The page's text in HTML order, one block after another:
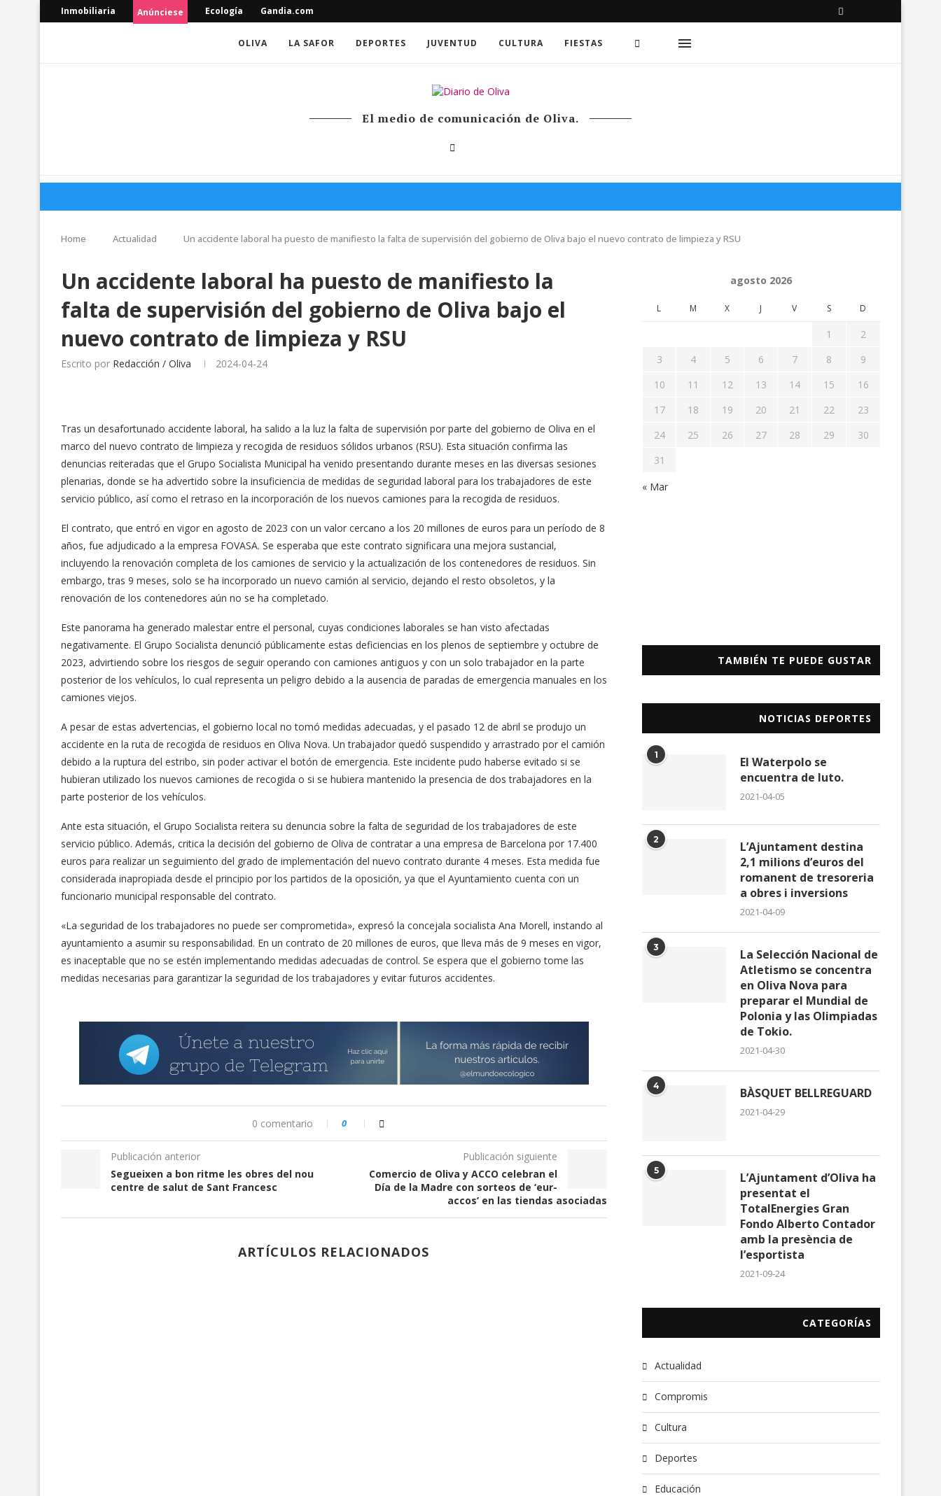
Inmobiliaria Anúnciese Ecología Gandia.com
OLIVA LA SAFOR DEPORTES JUVENTUD CULTURA FIESTAS
El medio de comunicación de Oliva.
Home Actualidad Un accidente laboral ha puesto de manifiesto la falta de supervisión del gobierno de Oliva bajo el nuevo contrato de limpieza y RSU
Un accidente laboral ha puesto de manifiesto la
falta de supervisión del gobierno de Oliva bajo el
nuevo contrato de limpieza y RSU
Escrito por Redacción / Oliva 2024-04-24
Tras un desafortunado accidente laboral, ha salido a la luz la falta de supervisión por parte del gobierno de Oliva en el
marco del nuevo contrato de limpieza y recogida de residuos sólidos urbanos (RSU). Esta situación confirma las
denuncias reiteradas que el Grupo Socialista Municipal ha venido presentando durante meses en las diversas sesiones
plenarias, donde se ha advertido sobre la insuficiencia de medidas de seguridad laboral para los trabajadores de este
servicio público, así como el retraso en la incorporación de los nuevos camiones para la recogida de residuos.
El contrato, que entró en vigor en agosto de 2023 con un valor cercano a los 20 millones de euros para un período de 8
años, fue adjudicado a la empresa FOVASA. Se esperaba que este contrato significara una mejora sustancial,
incluyendo la renovación completa de los camiones de servicio y la actualización de los contenedores de residuos. Sin
embargo, tras 9 meses, solo se ha incorporado un nuevo camión al servicio, dejando el resto obsoletos, y la
renovación de los contenedores aún no se ha completado.
Este panorama ha generado malestar entre el personal, cuyas condiciones laborales se han visto afectadas
negativamente. El Grupo Socialista denunció públicamente estas deficiencias en los plenos de septiembre y octubre de
2023, advirtiendo sobre los riesgos de seguir operando con camiones antiguos y con un solo trabajador en la parte
posterior de los vehículos, lo cual representa un peligro debido a la ausencia de paradas de emergencia manuales en los
camiones viejos.
A pesar de estas advertencias, el gobierno local no tomó medidas adecuadas, y el pasado 12 de abril se produjo un
accidente en la ruta de recogida de residuos en Oliva Nova. Un trabajador quedó suspendido y arrastrado por el camión
debido a la ruptura del estribo, sin poder activar el botón de emergencia. Este incidente pudo haberse evitado si se
hubieran utilizado los nuevos camiones de recogida o si se hubiera mantenido la presencia de dos trabajadores en la
parte posterior de los vehículos.
Ante esta situación, el Grupo Socialista reitera su denuncia sobre la falta de seguridad de los trabajadores de este
servicio público. Además, critica la decisión del gobierno de Oliva de contratar a una empresa de Barcelona por 17.400
euros para realizar un seguimiento del grado de implementación del nuevo contrato durante 4 meses. Esta medida fue
considerada inapropiada desde el principio por los partidos de la oposición, ya que el Ayuntamiento cuenta con un
funcionario municipal responsable del contrato.
«La seguridad de los trabajadores no puede ser comprometida», expresó la concejala socialista Ana Morell, instando al
ayuntamiento a asumir su responsabilidad. En un contrato de 20 millones de euros, que lleva más de 9 meses en vigor,
es inaceptable que no se estén implementando medidas adecuadas de control. Se espera que el gobierno tome las
medidas necesarias para garantizar la seguridad de los trabajadores y evitar futuros accidentes.
0 comentario 0
Publicación anterior
Segueixen a bon ritme les obres del nou
centre de salut de Sant Francesc
Publicación siguiente
Comercio de Oliva y ACCO celebran el
Día de la Madre con sorteos de ‘eur-
accos’ en las tiendas asociadas
ARTÍCULOS RELACIONADOS
agosto 2026
L M X J V S D
1
2
3
4 5 6 7 8
9
10
11 12 13 14 15
16
17
18 19 20 21 22
23
24
25 26 27 28 29
30
31
« Mar
TAMBIÉN TE PUEDE GUSTAR
NOTICIAS DEPORTES
1
El Waterpolo se
encuentra de luto.
2021-04-05
2
L’Ajuntament destina
2,1 milions d’euros del
romanent de tresoreria
a obres i inversions
2021-04-09
3
La Selección Nacional de
Atletismo se concentra
en Oliva Nova para
preparar el Mundial de
Polonia y las Olimpiadas
de Tokio.
2021-04-30
4 BÀSQUET BELLREGUARD
2021-04-29
5
L’Ajuntament d’Oliva ha
presentat el
TotalEnergies Gran
Fondo Alberto Contador
amb la presència de
l’esportista
2021-09-24
CATEGORÍAS
Actualidad
Compromis
Cultura
Deportes
Educación